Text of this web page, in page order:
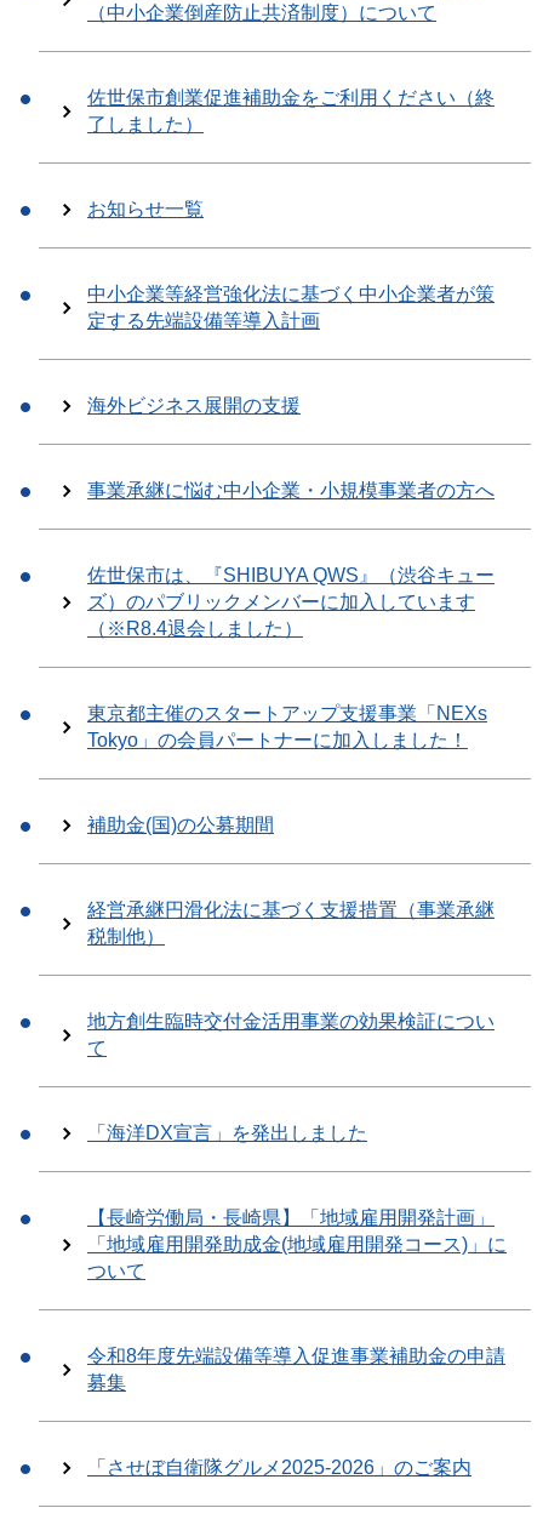
（中小企業倒産防止共済制度）について
佐世保市創業促進補助金をご利用ください（終
了しました）
お知らせ一覧
中小企業等経営強化法に基づく中小企業者が策
定する先端設備等導入計画
海外ビジネス展開の支援
事業承継に悩む中小企業・小規模事業者の方へ
佐世保市は、『SHIBUYA QWS』（渋谷キュー
ズ）のパブリックメンバーに加入しています
（※R8.4退会しました）
東京都主催のスタートアップ支援事業「NEXs
Tokyo」の会員パートナーに加入しました！
補助金(国)の公募期間
経営承継円滑化法に基づく支援措置（事業承継
税制他）
地方創生臨時交付金活用事業の効果検証につい
て
「海洋DX宣言」を発出しました
【長崎労働局・長崎県】「地域雇用開発計画」
「地域雇用開発助成金(地域雇用開発コース)」に
ついて
令和8年度先端設備等導入促進事業補助金の申請
募集
「させぼ自衛隊グルメ2025-2026」のご案内